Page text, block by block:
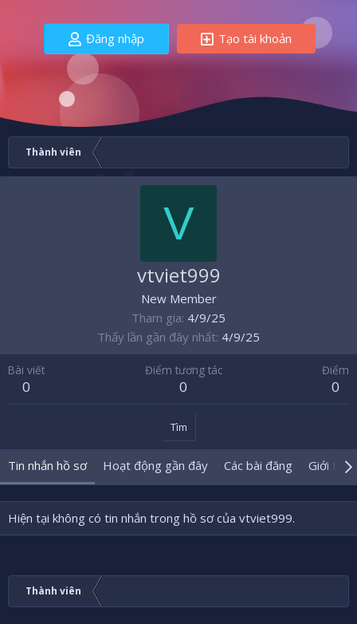
Đăng nhập Tạo tài khoản
Thành viên
V
vtviet999
New Member
Tham gia 4/9/25
Thấy lần gần đây nhất 4/9/25
Bài viết
0
Điểm tương tác
0
Điểm
0
Tìm
Tin nhắn hồ sơ Hoạt động gần đây Các bài đăng Giới
Hiện tại không có tin nhắn trong hồ sơ của vtviet999.
Thành viên